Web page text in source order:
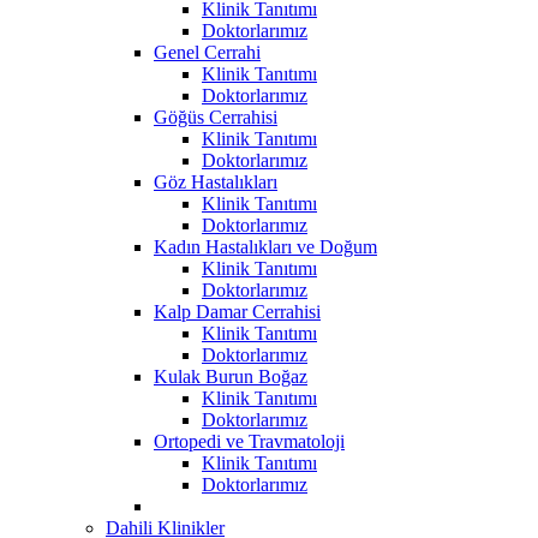
Klinik Tanıtımı
Doktorlarımız
Genel Cerrahi
Klinik Tanıtımı
Doktorlarımız
Göğüs Cerrahisi
Klinik Tanıtımı
Doktorlarımız
Göz Hastalıkları
Klinik Tanıtımı
Doktorlarımız
Kadın Hastalıkları ve Doğum
Klinik Tanıtımı
Doktorlarımız
Kalp Damar Cerrahisi
Klinik Tanıtımı
Doktorlarımız
Kulak Burun Boğaz
Klinik Tanıtımı
Doktorlarımız
Ortopedi ve Travmatoloji
Klinik Tanıtımı
Doktorlarımız
Dahili Klinikler